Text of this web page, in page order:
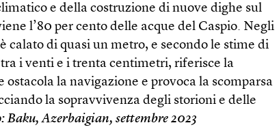
e della costruzione di nuove dighe sul
l’80 per cento delle acque del Caspio. Negli
calato di quasi un metro, e secondo le stime di
i venti e i trenta centimetri, riferisce la
la navigazione e provoca la scomparsa
la sopravvivenza degli storioni e delle
Baku, Azerbaigian, settembre 2023